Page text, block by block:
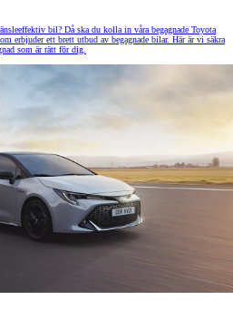
bil? Då ska du kolla in våra begagnade Toyota
erbjuder ett brett utbud av begagnade bilar. Här är vi säkra
som är rätt för dig.